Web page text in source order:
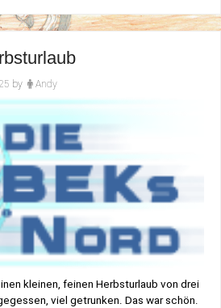
by Andy
kleinen, feinen Herbsturlaub von drei
viel getrunken. Das war schön.